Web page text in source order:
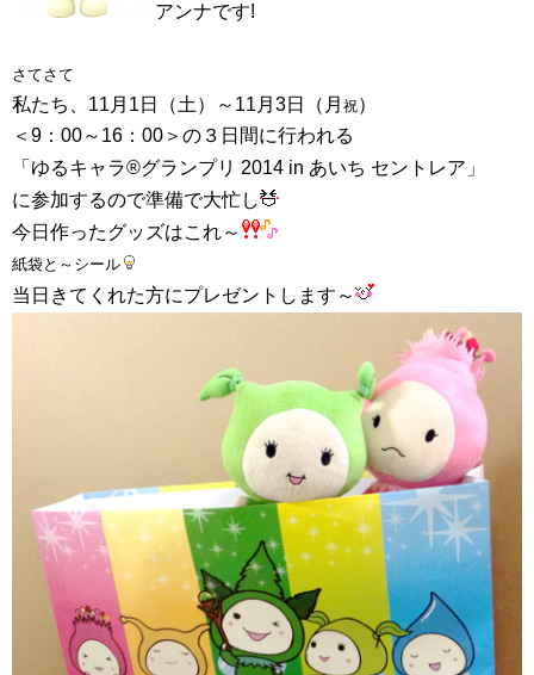
アンナです!
さてさて
私たち、11月1日（土）～ 11月3日（月 祝）
＜9：00～16：00＞の３日間に行われる
「ゆるキャラ®グランプリ 2014 in あいち セントレア」
に参加するので準備で大忙し
今日作ったグッズはこれ～
紙袋と～シール
当日きてくれた方にプレゼントします～